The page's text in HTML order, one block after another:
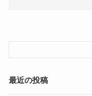
最近の投稿